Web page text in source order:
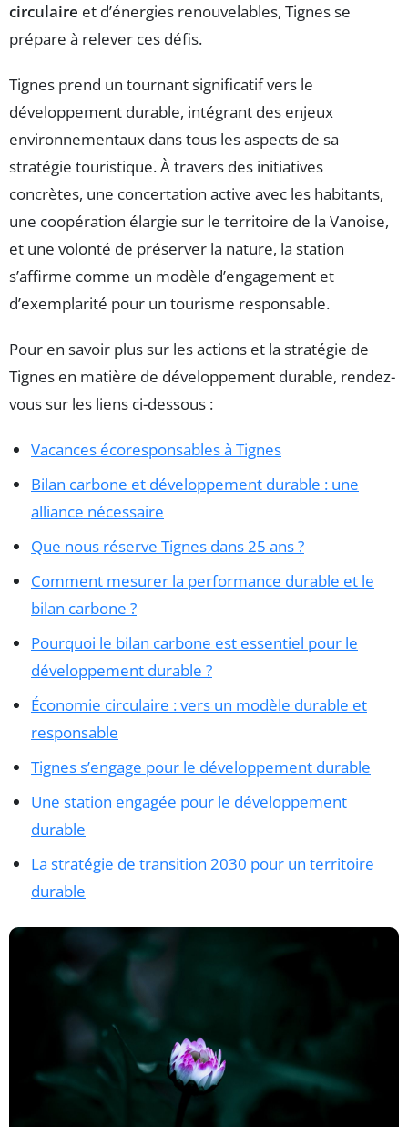
circulaire et d’énergies renouvelables, Tignes se
prépare à relever ces défis.
Tignes prend un tournant significatif vers le
développement durable, intégrant des enjeux
environnementaux dans tous les aspects de sa
stratégie touristique. À travers des initiatives
concrètes, une concertation active avec les habitants,
une coopération élargie sur le territoire de la Vanoise,
et une volonté de préserver la nature, la station
s’affirme comme un modèle d’engagement et
d’exemplarité pour un tourisme responsable.
Pour en savoir plus sur les actions et la stratégie de
Tignes en matière de développement durable, rendez-
vous sur les liens ci-dessous :
Vacances écoresponsables à Tignes
Bilan carbone et développement durable : une
alliance nécessaire
Que nous réserve Tignes dans 25 ans ?
Comment mesurer la performance durable et le
bilan carbone ?
Pourquoi le bilan carbone est essentiel pour le
développement durable ?
Économie circulaire : vers un modèle durable et
responsable
Tignes s’engage pour le développement durable
Une station engagée pour le développement
durable
La stratégie de transition 2030 pour un territoire
durable